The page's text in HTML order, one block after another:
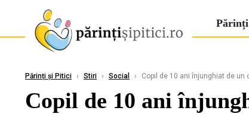
Părinți și Pitici › Stiri › Social › Copil de 10 ani înjunghiat de un
Copil de 10 ani